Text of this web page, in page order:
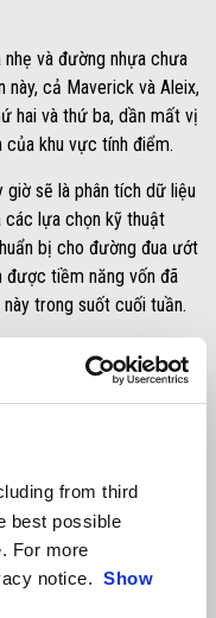
from third
best possible
For more
notice. Show
và đường nhựa chưa
này, cả Maverick và Aleix,
hai và thứ ba, dần mất vị
khu vực tính điểm.
sẽ là phân tích dữ liệu
các lựa chọn kỹ thuật
bị cho đường đua ướt
được tiềm năng vốn đã
trong suốt cuối tuần.